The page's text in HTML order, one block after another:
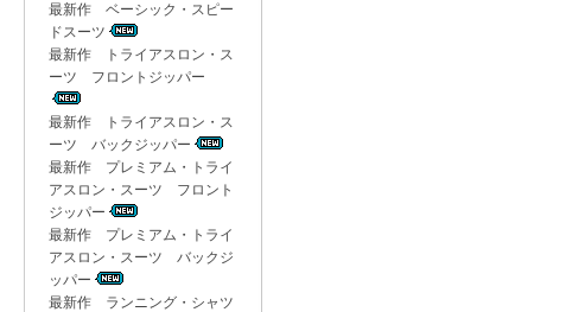
最新作 ベーシック・スピー
ドスーツ
最新作 トライアスロン・ス
ーツ フロントジッパー
最新作 トライアスロン・ス
ーツ バックジッパー
最新作 プレミアム・トライ
アスロン・スーツ フロント
ジッパー
最新作 プレミアム・トライ
アスロン・スーツ バックジ
ッパー
最新作 ランニング・シャツ